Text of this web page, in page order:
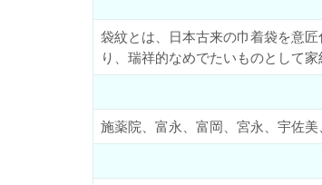
袋紋とは、日本古来の巾着袋を意
り、瑞祥的なめでたいものとして家
施薬院、富永、富岡、宮永、宇佐